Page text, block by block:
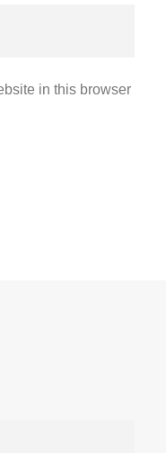
in this browser